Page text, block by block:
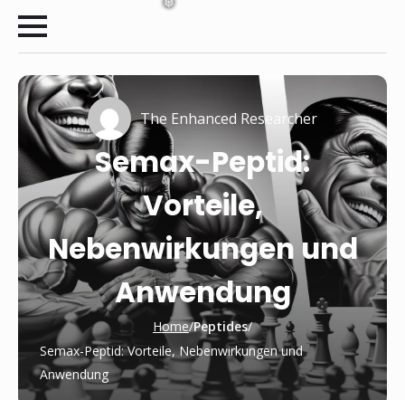
The Enhanced Researcher
Semax-Peptid:
Vorteile,
Nebenwirkungen und
Anwendung
Home/Peptides/
Semax-Peptid: Vorteile, Nebenwirkungen und
Anwendung
❅